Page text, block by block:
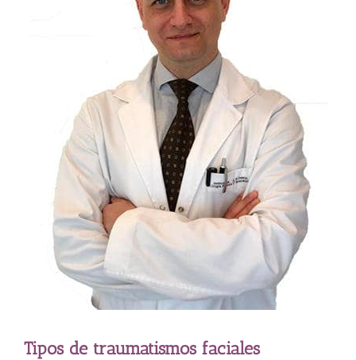
Tipos de traumatismos faciales